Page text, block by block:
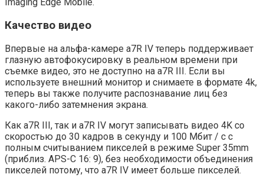
Качество видео
Впервые на альфа-камере a7R IV теперь поддерживает
глазную автофокусировку в реальном времени при
съемке видео, это не доступно на a7R III. Если вы
используете внешний монитор и снимаете в формате 4k,
теперь вы также получите распознавание лиц без
какого-либо затемнения экрана.
Как a7R III, так и a7R IV могут записывать видео 4K со
скоростью до 30 кадров в секунду и 100 Мбит / с с
полным считыванием пикселей в режиме Super 35mm
(приблиз. APS-C 16: 9), без необходимости объединения
пикселей потому, что a7R IV имеет больше пикселей.